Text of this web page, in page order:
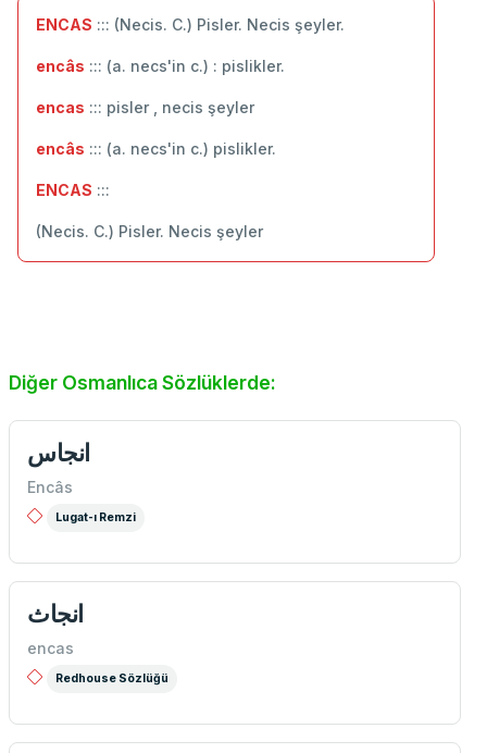
ENCAS ::: (Necis. C.) Pisler. Necis şeyler.
encâs ::: (a. necs'in c.) : pislikler.
encas ::: pisler , necis şeyler
encâs ::: (a. necs'in c.) pislikler.
ENCAS :::
(Necis. C.) Pisler. Necis şeyler
Diğer Osmanlıca Sözlüklerde:
انجاس
Encâs
Lugat-ı Remzi
انجاث
encas
Redhouse Sözlüğü